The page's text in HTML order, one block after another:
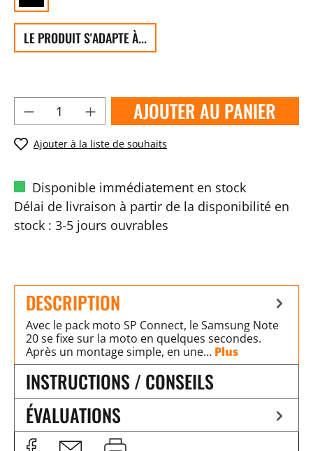
LE PRODUIT S'ADAPTE À...
AJOUTER AU PANIER
Ajouter à la liste de souhaits
Disponible immédiatement en stock
Délai de livraison à partir de la disponibilité en
stock : 3-5 jours ouvrables
DESCRIPTION
Avec le pack moto SP Connect, le Samsung Note
20 se fixe sur la moto en quelques secondes.
Après un montage simple, en une… Plus
INSTRUCTIONS / CONSEILS
ÉVALUATIONS